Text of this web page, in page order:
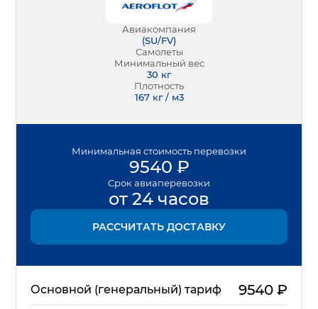
Авиакомпания
(SU/FV)
Самолеты
Минимальный вес
30 кг
Плотность
167 кг / м3
Минимальная стоимость перевозки
9540 ₽
Срок авиаперевозки
от 24 часов
РАССЧИТАТЬ ДОСТАВКУ
Основной (генеральный) тариф 9540₽